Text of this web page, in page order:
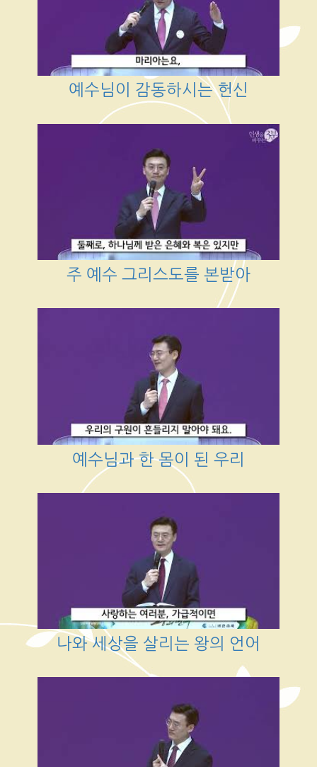
예수님이 감동하시는 헌신
주 예수 그리스도를 본받아
예수님과 한 몸이 된 우리
나와 세상을 살리는 왕의 언어